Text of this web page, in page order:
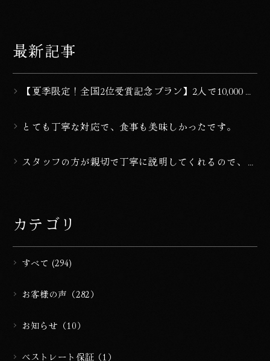
最新記事
【夏季限定！全国2位受賞記念プラン】2人で10,000円
ジュアリーな宿 全国2位』
とても丁寧な対応で、食事も美味しかったです。
スタッフの方が親切で丁寧に説明してくれるので、安
カテゴリ
すべて (294)
お客様の声（282）
お知らせ（10）
ベストレート保証（1）